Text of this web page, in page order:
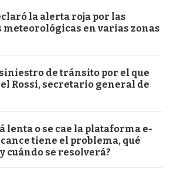
la alerta roja por las
en varias zonas
de tránsito por el que
Rossi, secretario general de
lenta o se cae la plataforma e-
tiene el problema, qué
cuándo se resolverá?